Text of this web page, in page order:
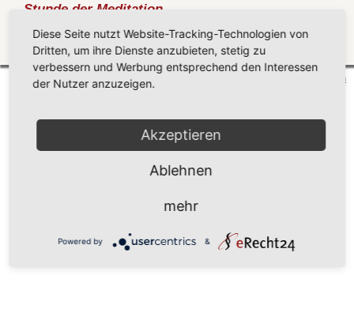
Stunde der Meditation
Zurück
Mönchgut 2026 | | vicon
Diese Seite nutzt Website-Tracking-Technologien von
Dritten, um ihre Dienste anzubieten, stetig zu
verbessern und Werbung entsprechend den Interessen
der Nutzer anzuzeigen.
Akzeptieren
Ablehnen
mehr
Powered by &